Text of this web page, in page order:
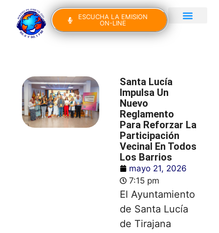
ESCUCHA LA EMISION
ON-LINE
Santa Lucía
Impulsa Un
Nuevo
Reglamento
Para Reforzar La
Participación
Vecinal En Todos
Los Barrios
mayo 21, 2026
7:15 pm
El Ayuntamiento
de Santa Lucía
de Tirajana